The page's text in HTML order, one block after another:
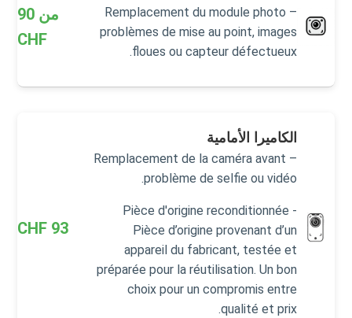
Remplacement du module photo –
problèmes de mise au point, images
floues ou capteur défectueux.
من 90
CHF
الكاميرا الأمامية
Remplacement de la caméra avant –
problème de selfie ou vidéo.
Pièce d'origine reconditionnée -
Pièce d’origine provenant d’un
appareil du fabricant, testée et
préparée pour la réutilisation. Un bon
choix pour un compromis entre
qualité et prix.
93